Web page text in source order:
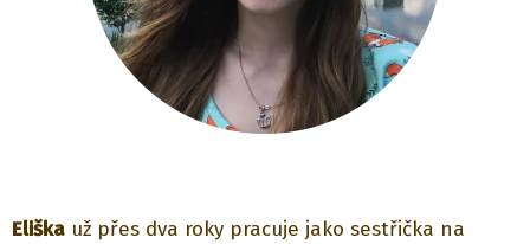
Eliška už přes dva roky pracuje jako sestřička na